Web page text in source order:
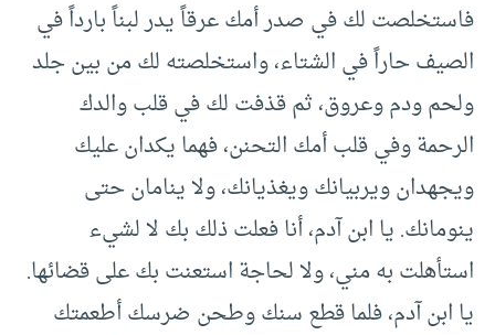
فاستخلصت لك في صدر أمك عرقاً يدر لبناً بارداً في
الصيف حاراً في الشتاء، واستخلصته لك من بين جلد
ولحم ودم وعروق، ثم قذفت لك في قلب والدك
الرحمة وفي قلب أمك التحنن، فهما يكدان عليك
ويجهدان ويربيانك ويغذيانك، ولا ينامان حتى
ينومانك. يا ابن آدم، أنا فعلت ذلك بك لا لشيء
استأهلت به مني، ولا لحاجة استعنت بك على قضائها.
يا ابن آدم، فلما قطع سنك وطحن ضرسك أطعمتك